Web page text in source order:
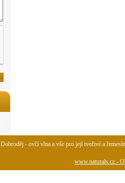
Dobroděj - ovčí vlna a vše pro její tvořivé a
www.naturals.cz -